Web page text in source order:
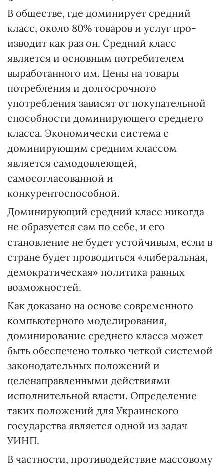
В обществе, где доминирует средний
класс, около 80% товаров и услуг про­
изводит как раз он. Сред­ний класс
является и основ­ным потребителем
выработанного им. Цены на товары
потребления и долгосрочного
употребления зависят от покупательной
спо­собности доминирующего среднего
класса. Экономичес­ки система с
доминирующим средним классом
является самодовлеющей,
самосогласованной и
конкурентоспособной.
Доминирующий средний класс никогда
не образуется сам по себе, и его
становление не будет устойчи­вым, если в
стране будет проводить­ся «либеральная,
демократическая» политика равных
возможностей.
Как доказано на основе современного
компьютерного моделирования,
доминирование среднего класса может
быть обеспечено только четкой системой
законодательных положений и
целенаправленными действиями
исполнительной власти. Определение
таких положений для Украинского
государст­ва является одной из задач
УИНП.
В частности, противодействие массовому